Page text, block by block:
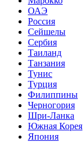
ОАЭ
Россия
Сейшелы
Сербия
Таиланд
Танзания
Тунис
Турция
Филиппины
Черногория
Шри-Ланка
Южная Корея
Япония